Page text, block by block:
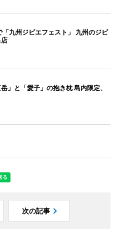
九州ジビエフェスト」 九州のジビ
」と「愛子」の抱き枕 島内限定、
次の記事